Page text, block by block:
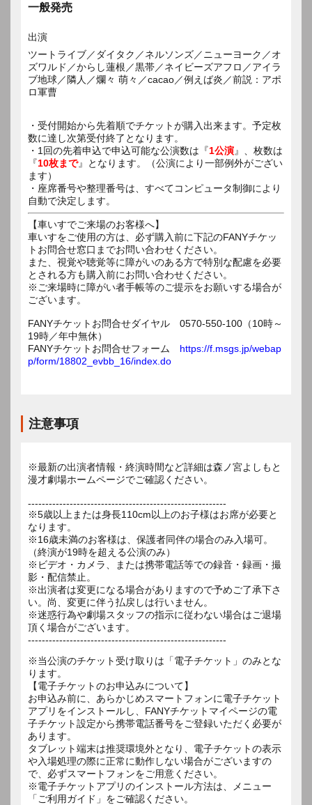
一般発売
出演
ツートライブ／ダイタク／ネルソンズ／ニューヨーク／オ
ズワルド／からし蓮根／黒帯／ネイビーズアフロ／アイラ
ブ地球／隣人／爛々 萌々／cacao／例えば炎／前説：アポ
ロ軍曹
・受付開始から先着順でチケットが購入出来ます。予定枚
数に達し次第受付終了となります。
・1回の先着申込で申込可能な公演数は『1公演』、枚数は
『10枚まで』となります。（公演により一部例外がござい
ます）
・座席番号や整理番号は、すべてコンピュータ制御により
自動で決定します。
【車いすでご来場のお客様へ】
車いすをご使用の方は、必ず購入前に下記のFANYチケッ
トお問合せ窓口までお問い合わせください。
また、視覚や聴覚等に障がいのある方で特別な配慮を必要
とされる方も購入前にお問い合わせください。
※ご来場時に障がい者手帳等のご提示をお願いする場合が
ございます。
FANYチケットお問合せダイヤル 0570-550-100（10時～
19時／年中無休）
FANYチケットお問合せフォーム https://f.msgs.jp/webap
p/form/18802_evbb_16/index.do
注意事項
※最新の出演者情報・終演時間など詳細は森ノ宮よしもと
漫才劇場ホームページでご確認ください。
---------------------------------------------------------
※5歳以上または身長110cm以上のお子様はお席が必要と
なります。
※16歳未満のお客様は、保護者同伴の場合のみ入場可。
（終演が19時を超える公演のみ）
※ビデオ・カメラ、または携帯電話等での録音・録画・撮
影・配信禁止。
※出演者は変更になる場合がありますので予めご了承下さ
い。尚、変更に伴う払戻しは行いません。
※迷惑行為や劇場スタッフの指示に従わない場合はご退場
頂く場合がございます。
---------------------------------------------------------
※当公演のチケット受け取りは「電子チケット」のみとな
ります。
【電子チケットのお申込みについて】
お申込み前に、あらかじめスマートフォンに電子チケット
アプリをインストールし、FANYチケットマイページの電
子チケット設定から携帯電話番号をご登録いただく必要が
あります。
タブレット端末は推奨環境外となり、電子チケットの表示
や入場処理の際に正常に動作しない場合がございますの
で、必ずスマートフォンをご用意ください。
※電子チケットアプリのインストール方法は、メニュー
「ご利用ガイド」をご確認ください。